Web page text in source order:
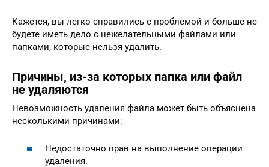
Кажется, вы легко справились с проблемой и больше не
будете иметь дело с нежелательными файлами или
папками, которые нельзя удалить.
Причины, из-за которых папка или файл
не удаляются
Невозможность удаления файла может быть объяснена
несколькими причинами:
Недостаточно прав на выполнение операции
удаления.